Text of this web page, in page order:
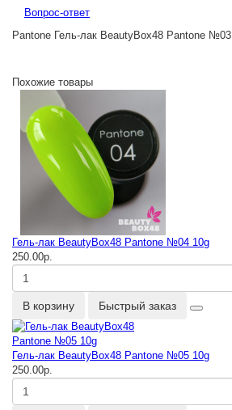
Вопрос-ответ
Pantone Гель-лак BeautyBox48 Pantone
Похожие товары
Гель-лак BeautyBox48 Pantone №04 10g
250.00р.
В корзину Быстрый заказ
Гель-лак BeautyBox48 Pantone №05 10g
250.00р.